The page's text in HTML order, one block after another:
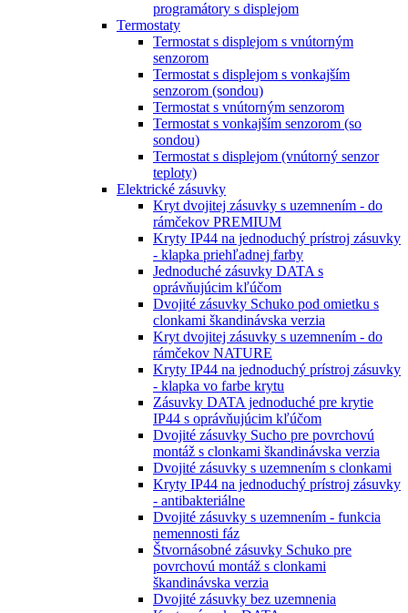
programátory s displejom
Termostaty
Termostat s displejom s vnútorným
senzorom
Termostat s displejom s vonkajším
senzorom (sondou)
Termostat s vnútorným senzorom
Termostat s vonkajším senzorom (so
sondou)
Termostat s displejom (vnútorný senzor
teploty)
Elektrické zásuvky
Kryt dvojitej zásuvky s uzemnením - do
rámčekov PREMIUM
Kryty IP44 na jednoduchý prístroj zásuvky
- klapka priehľadnej farby
Jednoduché zásuvky DATA s
oprávňujúcim kľúčom
Dvojité zásuvky Schuko pod omietku s
clonkami škandinávska verzia
Kryt dvojitej zásuvky s uzemnením - do
rámčekov NATURE
Kryty IP44 na jednoduchý prístroj zásuvky
- klapka vo farbe krytu
Zásuvky DATA jednoduché pre krytie
IP44 s oprávňujúcim kľúčom
Dvojité zásuvky Sucho pre povrchovú
montáž s clonkami škandinávska verzia
Dvojité zásuvky s uzemnením s clonkami
Kryty IP44 na jednoduchý prístroj zásuvky
- antibakteriálne
Dvojité zásuvky s uzemnením - funkcia
nemennosti fáz
Štvornásobné zásuvky Schuko pre
povrchovú montáž s clonkami
škandinávska verzia
Dvojité zásuvky bez uzemnenia